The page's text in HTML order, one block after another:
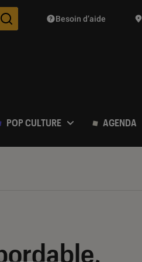
Des suggestions de produits
Besoin d’aide
POP CULTURE AGENDA